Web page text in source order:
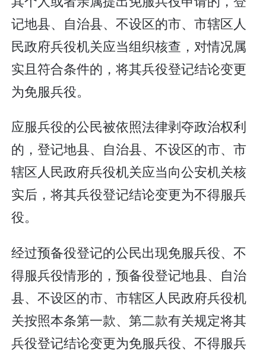
记地县、自治县、不设区的市、市辖区人
民政府兵役机关应当组织核查，对情况属
实且符合条件的，将其兵役登记结论变更
为免服兵役。
应服兵役的公民被依照法律剥夺政治权利
的，登记地县、自治县、不设区的市、市
辖区人民政府兵役机关应当向公安机关核
实后，将其兵役登记结论变更为不得服兵
役。
经过预备役登记的公民出现免服兵役、不
得服兵役情形的，预备役登记地县、自治
县、不设区的市、市辖区人民政府兵役机
关按照本条第一款、第二款有关规定将其
兵役登记结论变更为免服兵役、不得服兵